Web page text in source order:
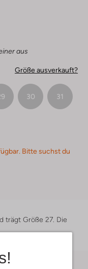
aus
Größe ausverkauft?
30 31
Bitte suchst du
trägt Größe 27. Die